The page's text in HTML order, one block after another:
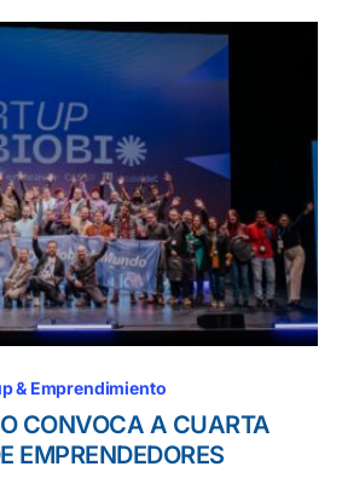
& Emprendimiento
CONVOCA A CUARTA
EMPRENDEDORES